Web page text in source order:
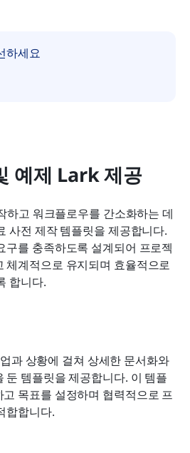
하세요
예제 Lark 제공
하고 워크플로우를 간소화하는 데
사전 제작 템플릿을 제공합니다.
구를 충족하도록 설계되어 프로젝
체계적으로 유지되며 효율적으로
합니다.
과 상황에 걸쳐 상세한 문서화와
둔 템플릿을 제공합니다. 이 템플
목표를 설정하며 협력적으로 프
합합니다.